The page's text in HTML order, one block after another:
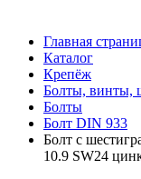
Главная
Каталог
Крепёж
Болты, винты,
Болты
Болт DIN 933
Болт с
10.9 SW24